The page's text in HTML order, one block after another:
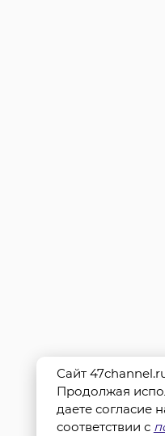
Сайт
Продолжая
даете согласие
соответствии с